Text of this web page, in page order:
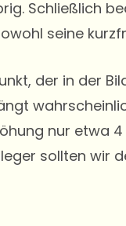
Schließlich
seine
der in der
nur etwa
sollten wir